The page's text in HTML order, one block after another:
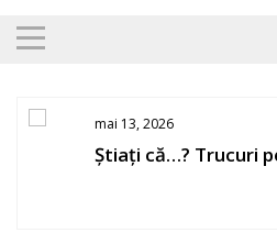
mai 13, 2026
Știați că…? Trucuri